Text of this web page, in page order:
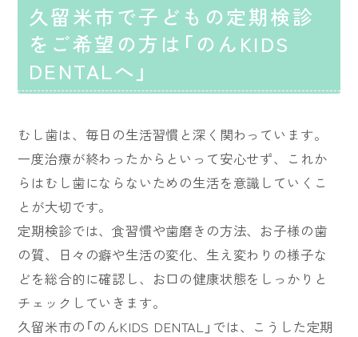
久留米市で子どもの定期検診
をご希望の方は「のんKIDS
DENTALへ」
むし歯は、毎日の生活習慣と深く関わっています。
一度治療が終わったからといって安心せず、これか
らはむし歯にならないための生活を意識していくこ
とが大切です。
定期検診では、食習慣や歯磨きの方法、お子様の歯
の質、日々の癖や生活の変化、生え変わりの様子な
どを総合的に確認し、お口の健康状態をしっかりと
チェックしていきます。
久留米市の「のんKIDS DENTAL」では、こうした定期